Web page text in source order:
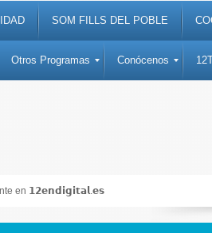
SOM FILLS DEL POBLE
Otros Programas Conócenos
en 𝟭𝟮𝗲𝗻𝗱𝗶𝗴𝗶𝘁𝗮𝗹.𝗲𝘀